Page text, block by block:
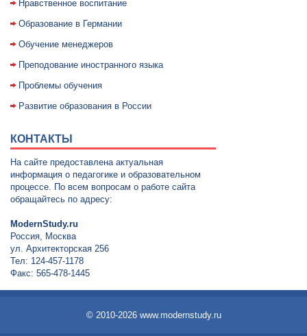
Нравственное воспитание
Образование в Германии
Обучение менеджеров
Преподование иностранного языка
Проблемы обучения
Развитие образования в России
КОНТАКТЫ
На сайте предоставлена актуальная
информация о педагогике и образовательном
процессе. По всем вопросам о работе сайта
обращайтесь по адресу:
ModernStudy.ru
Россия, Москва
ул. Архитекторская 256
Тел: 124-457-1178
Факс: 565-478-1445
© 2010-2026 www.modernstudy.ru